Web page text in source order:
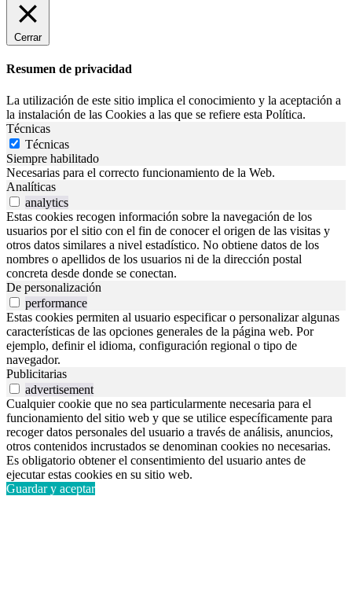
Cerrar
Resumen de privacidad
La utilización de este sitio implica el conocimiento y la aceptación a
la instalación de las Cookies a las que se refiere esta Política.
Técnicas
Técnicas
Siempre habilitado
Necesarias para el correcto funcionamiento de la Web.
Analíticas
analytics
Estas cookies recogen información sobre la navegación de los
usuarios por el sitio con el fin de conocer el origen de las visitas y
otros datos similares a nivel estadístico. No obtiene datos de los
nombres o apellidos de los usuarios ni de la dirección postal
concreta desde donde se conectan.
De personalización
performance
Estas cookies permiten al usuario especificar o personalizar algunas
características de las opciones generales de la página web. Por
ejemplo, definir el idioma, configuración regional o tipo de
navegador.
Publicitarias
advertisement
Cualquier cookie que no sea particularmente necesaria para el
funcionamiento del sitio web y que se utilice específicamente para
recoger datos personales del usuario a través de análisis, anuncios,
otros contenidos incrustados se denominan cookies no necesarias.
Es obligatorio obtener el consentimiento del usuario antes de
ejecutar estas cookies en su sitio web.
Guardar y aceptar